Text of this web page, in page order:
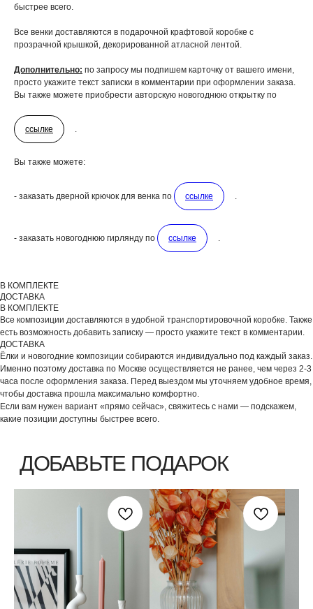
быстрее всего.
Все венки доставляются в подарочной крафтовой коробке с
прозрачной крышкой, декорированной атласной лентой.
Дополнительно: по запросу мы подпишем карточку от вашего имени,
просто укажите текст записки в комментарии при оформлении заказа.
Вы также можете приобрести авторскую новогоднюю открытку по
ссылке
Вы также можете:
- заказать дверной крючок для венка по ссылке
- заказать новогоднюю гирлянду по ссылке
В КОМПЛЕКТЕ
ДОСТАВКА
В КОМПЛЕКТЕ
Все композиции доставляются в удобной транспортировочной коробке. Также
есть возможность добавить записку — просто укажите текст в комментарии.
ДОСТАВКА
Ёлки и новогодние композиции собираются индивидуально под каждый заказ.
Именно поэтому доставка по Москве осуществляется не ранее, чем через 2-3
часа после оформления заказа. Перед выездом мы уточняем удобное время,
чтобы доставка прошла максимально комфортно.
Если вам нужен вариант «прямо сейчас», свяжитесь с нами — подскажем,
какие позиции доступны быстрее всего.
ДОБАВЬТЕ ПОДАРОК
ВЫБЕРИТЕ ВАЗУ